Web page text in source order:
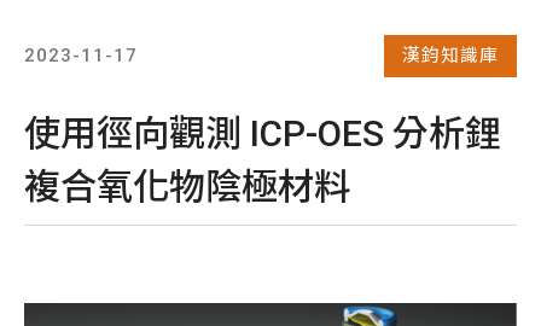
2023-11-17 漢鈞知識庫
使用徑向觀測 ICP-OES 分析鋰
複合氧化物陰極材料